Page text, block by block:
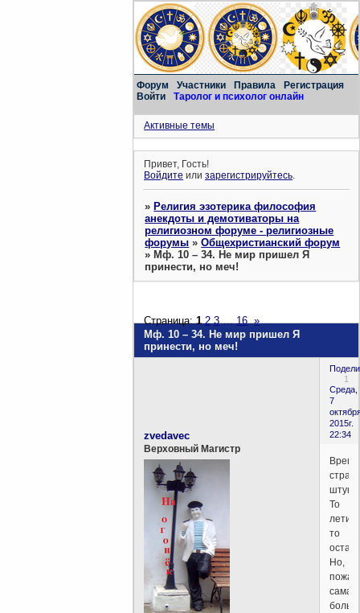
Форум Участники Правила
Регистрация
Войти
Таролог и психолог онлайн
Активные темы
Привет, Гость!
Войдите илизарегистрируйтесь.
»Религия эзотерика философия
анекдоты и демотиваторы на
религиозном форуме - религиозные
форумы »Общехристианский форум
»Мф. 10 – 34. Не мир пришел Я
принести, но меч!
Мф. 10 – 34. Не мир пришел Я
принести, но меч!
Страница:1 2 3 … 16 »
1
Среда,
7
2015г.
22:34
zvedavec
Верховный Магистр
Время
То
летит,
то
Но,
самая